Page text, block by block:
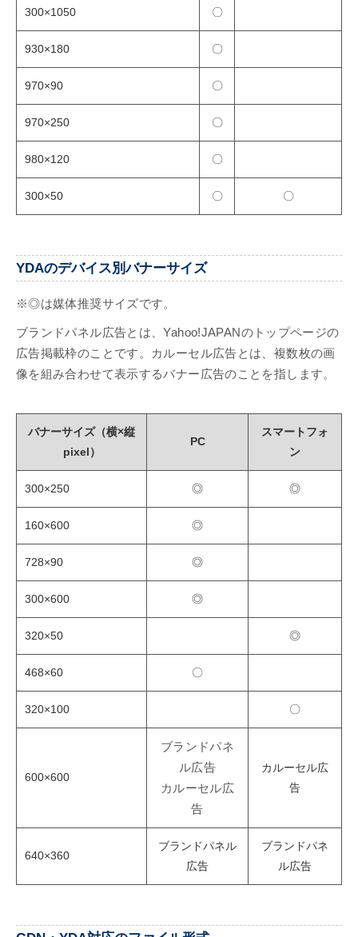
300×1050 〇
930×180 〇
970×90 〇
970×250 〇
980×120 〇
300×50 〇 〇
YDAのデバイス別バナーサイズ
※◎は媒体推奨サイズです。
ブランドパネル広告とは、Yahoo!JAPANのトップページの
広告掲載枠のことです。カルーセル広告とは、複数枚の画
像を組み合わせて表示するバナー広告のことを指します。
バナーサイズ（横×縦
pixel）
PC
スマートフォ
ン
300×250 ◎ ◎
160×600 ◎
728×90 ◎
300×600 ◎
320×50 ◎
468×60 〇
320×100 〇
600×600
ブランドパネ
ル広告
カルーセル広
告
カルーセル広
告
640×360
ブランドパネル
広告
ブランドパネ
ル広告